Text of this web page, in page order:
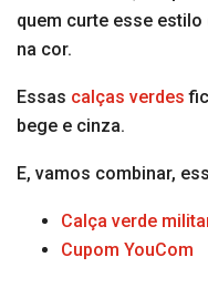
quem curte esse
na cor.
Essas calças verdes
bege e cinza.
E, vamos combinar,
Calça verde
Cupom YouCom